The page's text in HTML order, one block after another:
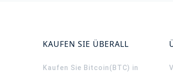
KAUFEN SIE ÜBERALL
Kaufen Sie Bitcoin(BTC) in